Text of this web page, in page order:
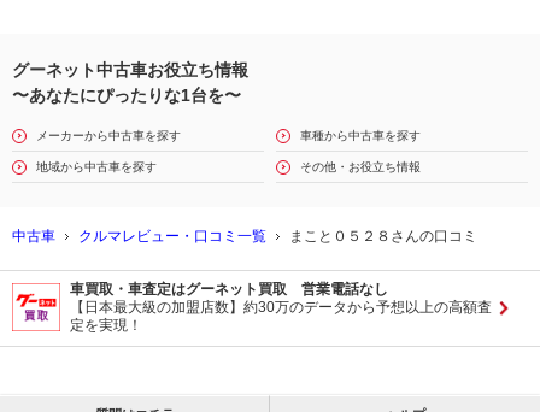
グーネット中古車お役立ち情報
〜あなたにぴったりな1台を〜
メーカーから中古車を探す 車種から中古車を探す
地域から中古車を探す その他・お役立ち情報
中古車 クルマレビュー・口コミ一覧 まこと０５２８さんの口コミ
車買取・車査定はグーネット買取 営業電話なし
【日本最大級の加盟店数】約30万のデータから予想以上の高額査
定を実現！